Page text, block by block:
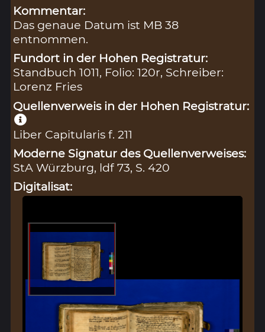
Kommentar:
Das genaue Datum ist MB 38
entnommen.
Fundort in der Hohen Registratur:
Standbuch 1011, Folio: 120r, Schreiber:
Lorenz Fries
Quellenverweis in der Hohen Registratur:
Liber Capitularis f. 211
Moderne Signatur des Quellenverweises:
StA Würzburg, ldf 73, S. 420
Digitalisat: